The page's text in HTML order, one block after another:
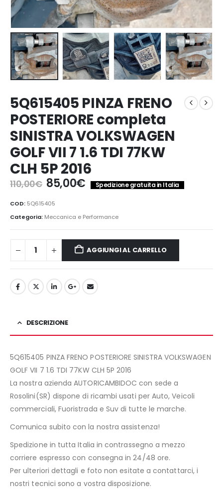
5Q615405 PINZA FRENO
POSTERIORE completa
SINISTRA VOLKSWAGEN
GOLF VII 7 1.6 TDI 77KW
CLH 5P 2016
110,00€ Il
prezzo
originale
era:
110,00€.
85,00€Il
prezzo
è:
85,00€.
Spedizione gratuita in Italia
COD: 5Q615405
Categoria: Meccanica e Performance
AGGIUNGI AL CARRELLO
DESCRIZIONE
5Q615405 PINZA FRENO POSTERIORE SINISTRA VOLKSWAGEN
GOLF VII 7 1.6 TDI 77KW CLH 5P 2016
La nostra azienda AUTORICAMBIDOC con sede a
Rosolini(SR) dispone di ricambi usati per Auto, Veicoli
commerciali, Fuoristrada e Suv di tutte le marche.
Comunica subito con la nostra assistenza!
Spedizione in tutta Italia in contrassegno a mezzo
corriere espresso con consegna in 24/48 ore.
Per ulteriori dettagli e foto non esitate a contattarci, i
nostri tecnici sono a vostra disposizione.